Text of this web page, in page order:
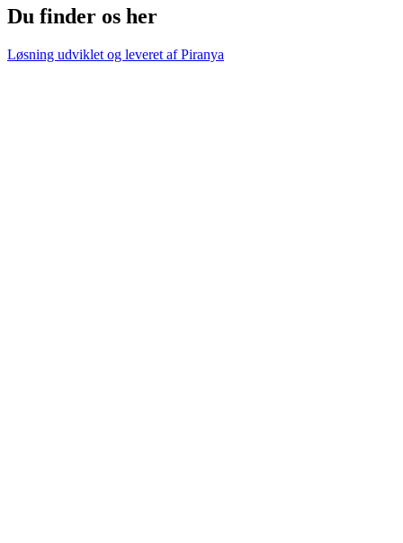
Du finder os her
Løsning udviklet og leveret afPiranya